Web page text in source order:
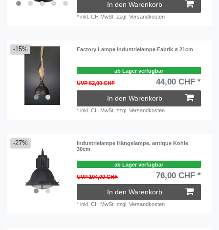
In den Warenkorb
*inkl. CH MwSt. zzgl.Versandkosten
-15% Factory Lampe Industrielampe Fabrik ø 21cm
ab Lager verfügbar
UVP 52,00 CHF 44,00 CHF *
In den Warenkorb
*inkl. CH MwSt. zzgl.Versandkosten
-27%
Industrielampe Hängelampe, antique Kohle
30cm
ab Lager verfügbar
UVP 104,00 CHF 76,00 CHF *
In den Warenkorb
*inkl. CH MwSt. zzgl.Versandkosten